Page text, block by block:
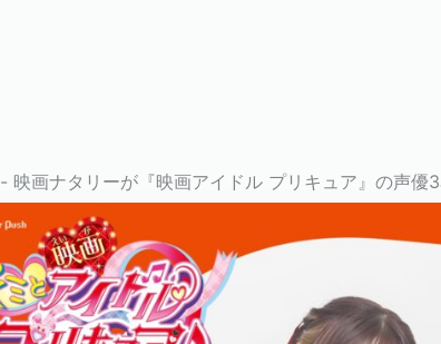
- 映画ナタリーが『映画アイドル プリキュア』の声優